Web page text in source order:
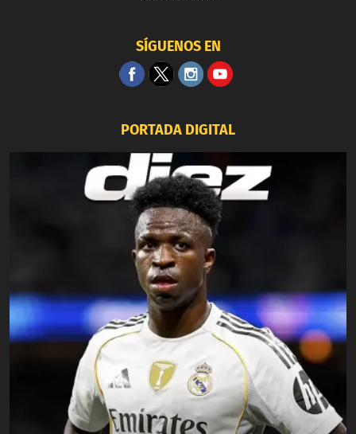
SÍGUENOS EN
PORTADA DIGITAL